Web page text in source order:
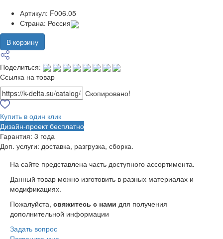
Артикул: F006.05
Страна: Россия
В корзину
Поделиться:
Ссылка на товар
Скопировано!
Купить в один клик
Дизайн-проект бесплатно
Гарантия: 3 года
Доп. услуги: доставка, разгрузка, сборка.
На сайте представлена часть доступного ассортимента.
Данный товар можно изготовить в разных материалах и
модификациях.
Пожалуйста, свяжитесь с нами для получения
дополнительной информации
Задать вопрос